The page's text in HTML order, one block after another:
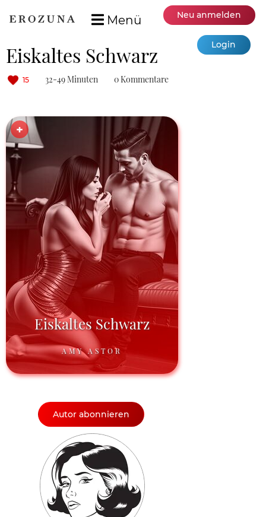
Menü Neu anmelden
Login
Eiskaltes Schwarz
15 32-49 Minuten 0 Kommentare
Eiskaltes Schwarz
AMY ASTOR
Autor abonnieren